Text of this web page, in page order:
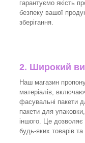
гарантуємо якість
безпеку вашої
зберігання.
2. Широкий
Наш магазин
матеріалів,
фасувальні пакети
пакети для
іншого. Це дозволяє
будь-яких товарів та